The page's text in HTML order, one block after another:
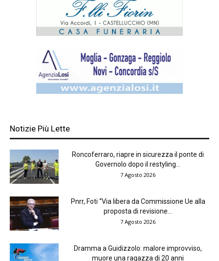
Notizie Più Lette
Roncoferraro, riapre in sicurezza il ponte di
Governolo dopo il restyling...
7 Agosto 2026
Pnrr, Foti “Via libera da Commissione Ue alla
proposta di revisione...
7 Agosto 2026
Dramma a Guidizzolo: malore improvviso,
muore una ragazza di 20 anni